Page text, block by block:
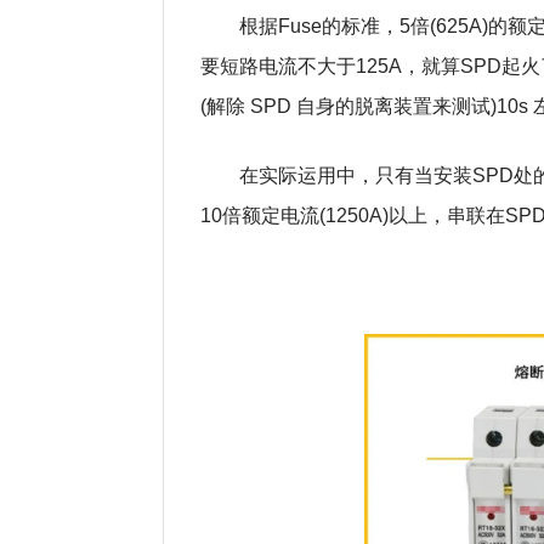
根据Fuse的标准，5倍(625A)的额
要短路电流不大于125A，就算SPD起
(解除 SPD 自身的脱离装置来测试)10s
在实际运用中，只有当安装SPD处
10倍额定电流(1250A)以上，串联在